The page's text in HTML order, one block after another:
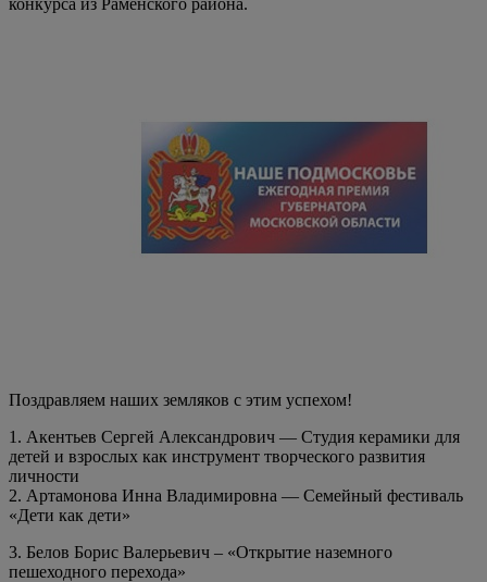
Поздравляем наших земляков с этим успехом!
1. Акентьев Сергей Александрович — Студия керамики для
детей и взрослых как инструмент творческого развития
личности
2. Артамонова Инна Владимировна — Семейный фестиваль
«Дети как дети»
3. Белов Борис Валерьевич – «Открытие наземного
пешеходного перехода»